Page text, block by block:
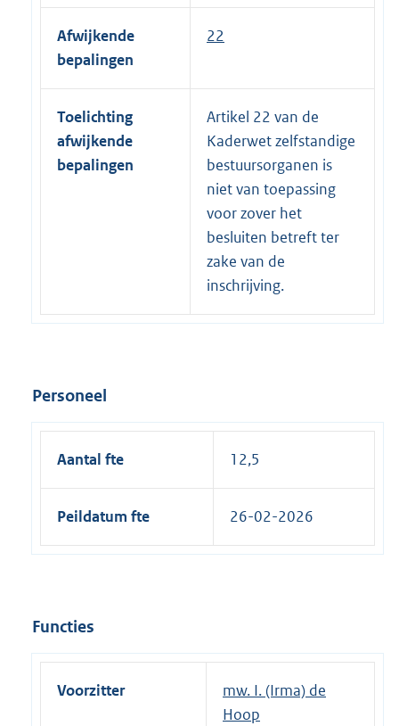
Afwijkende
bepalingen
22
Toelichting
afwijkende
bepalingen
Artikel 22 van de
Kaderwet zelfstandige
bestuursorganen is
niet van toepassing
voor zover het
besluiten betreft ter
zake van de
inschrijving.
Personeel
Aantal fte 12,5
Peildatum fte 26-02-2026
Functies
Voorzitter
mw. I. (Irma) de
Hoop